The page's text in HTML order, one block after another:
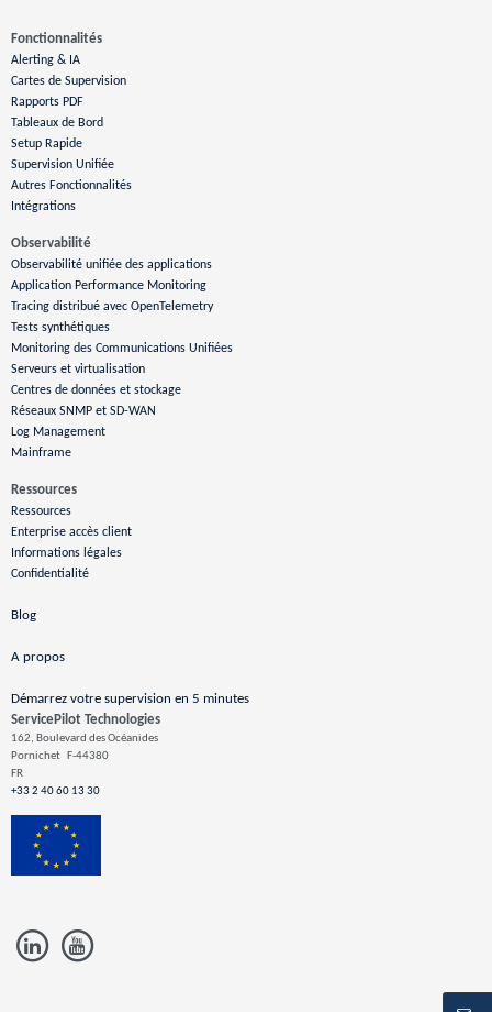
ServicePilot Technologies
162, Boulevard des Océanides
Pornichet
F-44380
FR
+33 2 40 60 13 30
Fonctionnalités
Alerting & IA
Cartes de Supervision
Rapports PDF
Tableaux de Bord
Setup Rapide
Supervision Unifiée
Autres Fonctionnalités
Intégrations
Observabilité
Observabilité unifiée des applications
Application Performance Monitoring
Tracing distribué avec OpenTelemetry
Tests synthétiques
Monitoring des Communications Unifiées
Serveurs et virtualisation
Centres de données et stockage
Réseaux SNMP et SD-WAN
Log Management
Mainframe
Ressources
Ressources
Enterprise accès client
Informations légales
Confidentialité
Blog
A propos
Démarrez votre supervision en 5 minutes